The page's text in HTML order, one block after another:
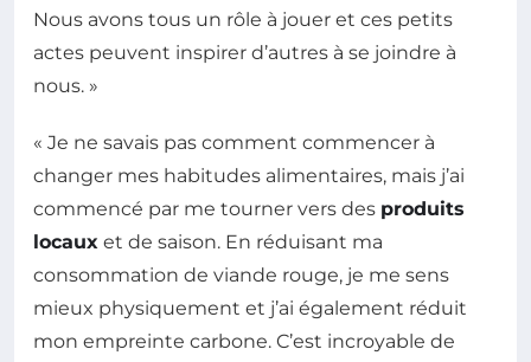
Nous avons tous un rôle à jouer et ces petits
actes peuvent inspirer d’autres à se joindre à
nous. »
« Je ne savais pas comment commencer à
changer mes habitudes alimentaires, mais j’ai
commencé par me tourner vers des produits
locaux et de saison. En réduisant ma
consommation de viande rouge, je me sens
mieux physiquement et j’ai également réduit
mon empreinte carbone. C’est incroyable de